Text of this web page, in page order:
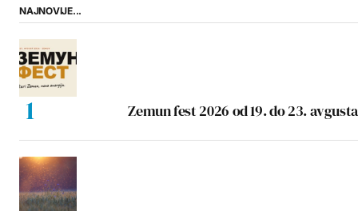
NAJNOVIJE...
Zemun fest 2026 od 19. do 23. avgusta